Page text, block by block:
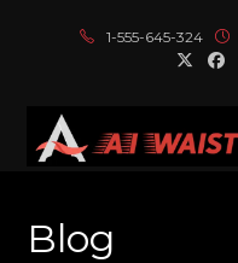
1-555-645-324
Blog